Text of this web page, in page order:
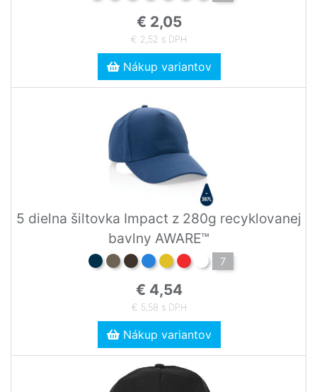
€ 2,05
€ 2,52 s DPH
Nákup variantov
5 dielna šiltovka Impact z 280g recyklovanej
bavlny AWARE™
7
€ 4,54
€ 5,58 s DPH
Nákup variantov